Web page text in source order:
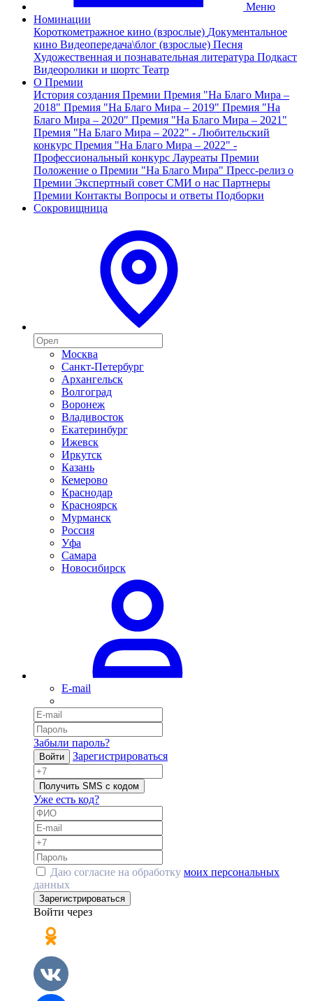
Меню
Номинации
Короткометражное кино (взрослые) Документальное
кино Видеопередача\блог (взрослые) Песня
Художественная и познавательная литература Подкаст
Видеоролики и шортс Театр
О Премии
История создания Премии Премия "На Благо Мира –
2018" Премия "На Благо Мира – 2019" Премия "На
Благо Мира – 2020" Премия "На Благо Мира – 2021"
Премия "На Благо Мира – 2022" - Любительский
конкурс Премия "На Благо Мира – 2022" -
Профессиональный конкурс Лауреаты Премии
Положение о Премии "На Благо Мира" Пресс-релиз о
Премии Экспертный совет СМИ о нас Партнеры
Премии Контакты Вопросы и ответы Подборки
Сокровищница
Москва
Санкт-Петербург
Архангельск
Волгоград
Воронеж
Владивосток
Екатеринбург
Ижевск
Иркутск
Казань
Кемерово
Краснодар
Красноярск
Мурманск
Россия
Уфа
Самара
Новосибирск
E-mail
Забыли пароль?
Войти Зарегистрироваться
Получить SMS с кодом
Уже есть код?
Даю согласие на обработку моих персональных
данных
Зарегистрироваться
Войти через